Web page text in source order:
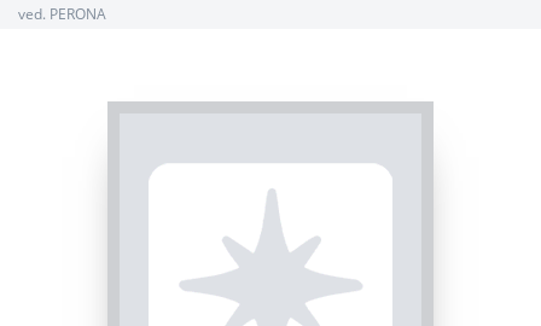
ved. PERONA
PASSATE:
08/01/2024 15:00
Busca, Chiesa parrocchiale di Busca - Maria Vergine
INVIA CONDOGLIANZE